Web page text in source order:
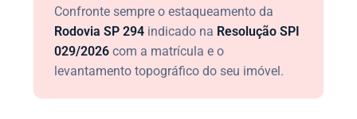
Confronte sempre o estaqueamento da
Rodovia SP 294 indicado na Resolução SPI
029/2026 com a matrícula e o
levantamento topográfico do seu imóvel.